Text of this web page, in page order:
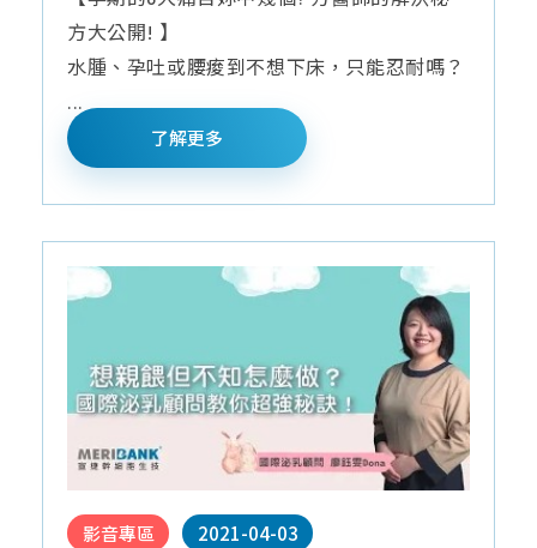
方大公開! 】
水腫、孕吐或腰痠到不想下床，只能忍耐嗎？
了解更多
影音專區 2021-04-03